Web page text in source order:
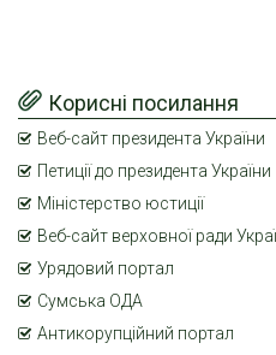
Корисні посилання
Веб-сайт президента України
Петиції до президента України
Міністерство юстиції
Веб-сайт верховної ради
Урядовий портал
Сумська ОДА
Антикорупційний портал